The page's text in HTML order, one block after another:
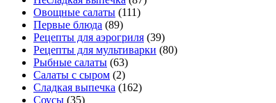
Овощные салаты (111)
Первые блюда (89)
Рецепты для аэрогриля (39)
Рецепты для мультиварки (80)
Рыбные салаты (63)
Салаты с сыром (2)
Сладкая выпечка (162)
Соусы (35)